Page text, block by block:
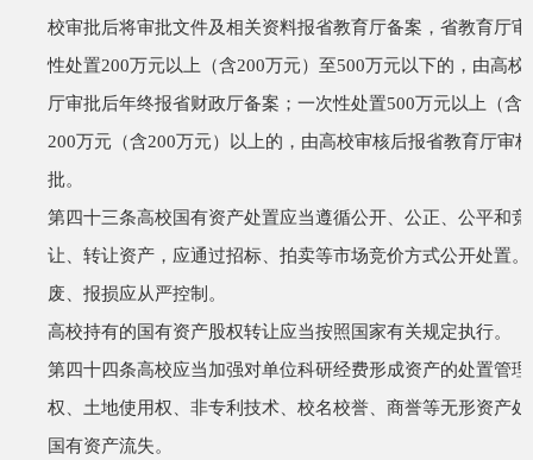
校审批后将审批文件及相关资料报省教育厅备案，省教育厅
性处置200万元以上（含200万元）至500万元以下的，由高校
厅审批后年终报省财政厅备案；一次性处置500万元以上（含
200万元（含200万元）以上的，由高校审核后报省教育厅审
批。
第四十三条高校国有资产处置应当遵循公开、公正、公平和
让、转让资产，应通过招标、拍卖等市场竞价方式公开处置
废、报损应从严控制。
高校持有的国有资产股权转让应当按照国家有关规定执行。
第四十四条高校应当加强对单位科研经费形成资产的处置管
权、土地使用权、非专利技术、校名校誉、商誉等无形资产
国有资产流失。